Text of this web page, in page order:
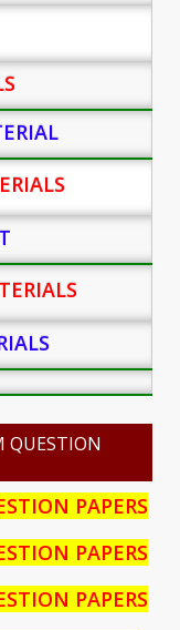
QUESTION
PAPERS
PAPERS
PAPERS